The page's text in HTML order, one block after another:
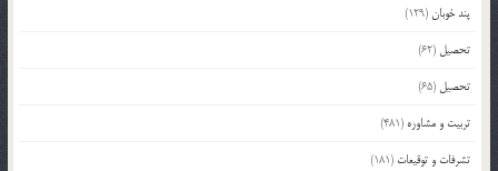
پند خوبان(129)
تحصیل (62)
تحصیل (65)
تربیت و مشاوره (481)
تشرفات و توقیعات (181)